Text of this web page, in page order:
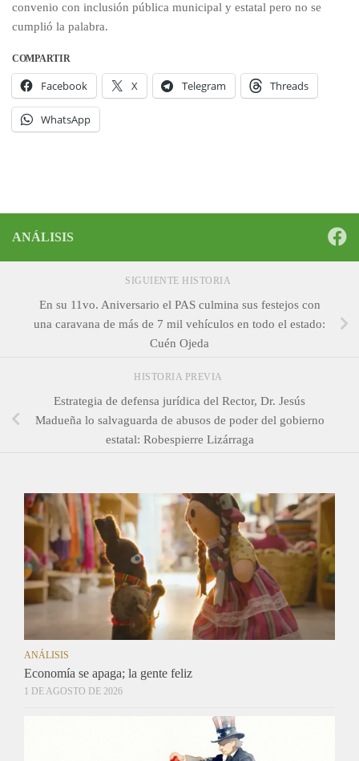
convenio con inclusión pública municipal y estatal pero no se
cumplió la palabra.
COMPARTIR
Facebook X Telegram Threads
WhatsApp
ANÁLISIS
SIGUIENTE HISTORIA
En su 11vo. Aniversario el PAS culmina sus festejos con
una caravana de más de 7 mil vehículos en todo el estado:
Cuén Ojeda
HISTORIA PREVIA
Estrategia de defensa jurídica del Rector, Dr. Jesús
Madueña lo salvaguarda de abusos de poder del gobierno
estatal: Robespierre Lizárraga
ANÁLISIS
Economía se apaga; la gente feliz
1 DE AGOSTO DE 2026